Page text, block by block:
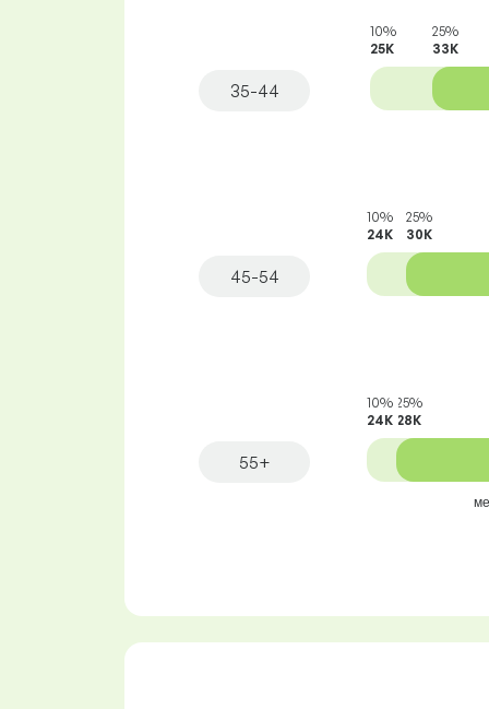
35-44
10%
25K
25%
33K
45-54
10%
24K
25%
30K
55+
10%
24K
25%
28K